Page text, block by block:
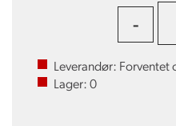
-
Leverandør: Forventet
Lager:0